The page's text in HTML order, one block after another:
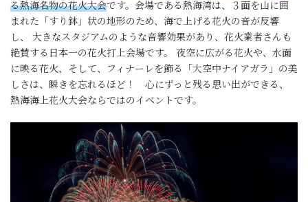
る熱海名物の花火大会です。会場である熱海湾は、３面を山に囲
まれた「すり鉢」状の地形のため、海で上げる花火の音が反響
し、 大きなスタジアムのような音響効果があり、花火業者さんも
絶賛する日本一の花火打上会場です。 夜空に広がる花火や、水面
に映る花火、そして、フィナーレを飾る「大空中ナイアガラ」の美
しさは、瞬きを忘れるほど！ 心にずっと残る思い出ができる、
熱海海上花火大会ならではのイベントです。